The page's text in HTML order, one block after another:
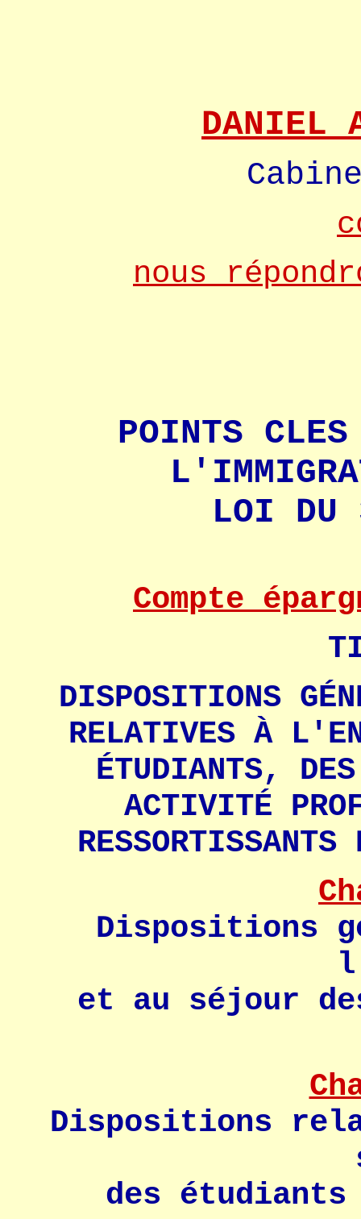
DANIEL
nous
POINTS
LOI DU
Compte
DISPOSITIONS
RELATIVES À
ÉTUDIANTS, DES
ACTIVITÉ
Dispositions
et au séjour
Dispositions
des étudiants